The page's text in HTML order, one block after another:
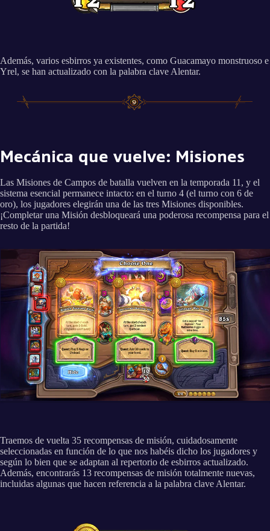
Además, varios esbirros ya existentes, como Guacamayo monstruoso e
Yrel, se han actualizado con la palabra clave Alentar.
Mecánica que vuelve: Misiones
Las Misiones de Campos de batalla vuelven en la temporada 11, y el
sistema esencial permanece intacto: en el turno 4 (el turno con 6 de
oro), los jugadores elegirán una de las tres Misiones disponibles.
¡Completar una Misión desbloqueará una poderosa recompensa para el
resto de la partida!
Traemos de vuelta 35 recompensas de misión, cuidadosamente
seleccionadas en función de lo que nos habéis dicho los jugadores y
según lo bien que se adaptan al repertorio de esbirros actualizado.
Además, encontrarás 13 recompensas de misión totalmente nuevas,
incluidas algunas que hacen referencia a la palabra clave Alentar.